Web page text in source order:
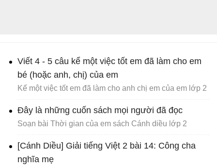
Viết 4 - 5 câu kể một việc tốt em đã làm cho em
bé (hoặc anh, chị) của em
Kể một việc tốt em đã làm cho anh chị em của em lớp 2
Đây là những cuốn sách mọi người đã đọc
Soạn bài Thời gian của em sách Cánh diều lớp 2
[Cánh Diều] Giải tiếng Việt 2 bài 14: Công cha
nghĩa mẹ